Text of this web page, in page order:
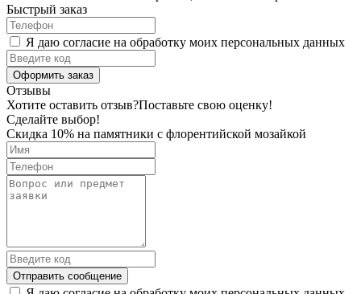
Быстрый заказ
Я даю согласие на обработку моих персональных данных
Оформить заказ
Отзывы
Хотите оставить отзыв?Поставьте свою оценку!
Сделайте выбор!
Скидка 10% на памятники с флорентийской мозайкой
Отправить сообщение